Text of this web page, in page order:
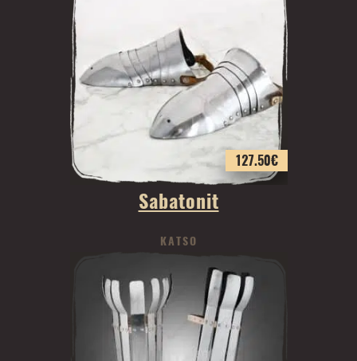
127.50€
Sabatonit
KATSO